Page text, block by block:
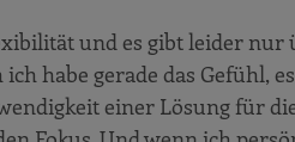
und es gibt leider
habe gerade das Gefühl,
einer Lösung für